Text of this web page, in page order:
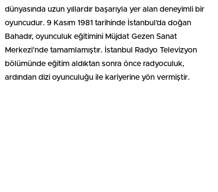
dünyasında uzun yıllardır başarıyla yer alan deneyimli bir
oyuncudur. 9 Kasım 1981 tarihinde İstanbul’da doğan
Bahadır, oyunculuk eğitimini Müjdat Gezen Sanat
Merkezi’nde tamamlamıştır. İstanbul Radyo Televizyon
bölümünde eğitim aldıktan sonra önce radyoculuk,
ardından dizi oyunculuğu ile kariyerine yön vermiştir.